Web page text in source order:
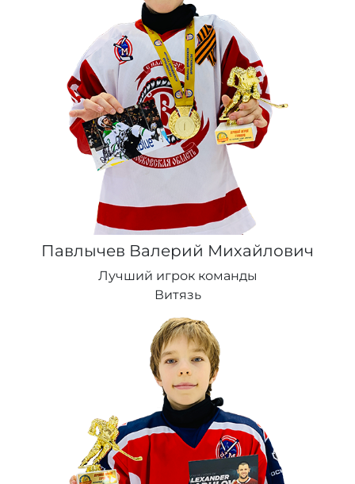
Павлычев Валерий Михайлович
Лучший игрок команды
Витязь